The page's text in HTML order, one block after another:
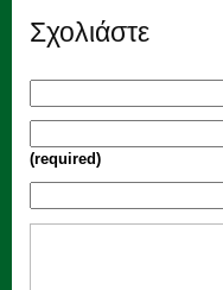
Σχολιάστε
(required)